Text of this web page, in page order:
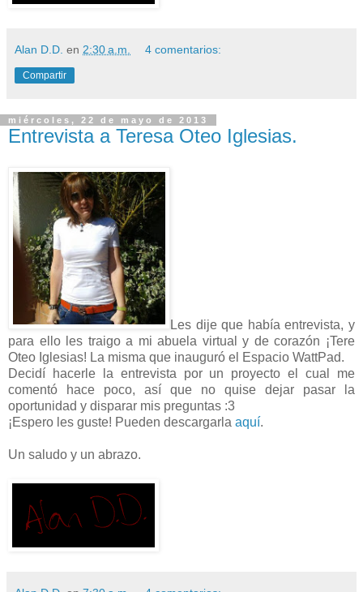
Alan D.D. en 2:30 a.m. 4 comentarios:
Compartir
miércoles, 22 de mayo de 2013
Entrevista a Teresa Oteo Iglesias.
Les dije que había entrevista, y
para ello les traigo a mi abuela virtual y de corazón ¡Tere
Oteo Iglesias! La misma que inauguró el Espacio WattPad.
Decidí hacerle la entrevista por un proyecto el cual me
comentó hace poco, así que no quise dejar pasar la
oportunidad y disparar mis preguntas :3
¡Espero les guste! Pueden descargarla aquí.
Un saludo y un abrazo.